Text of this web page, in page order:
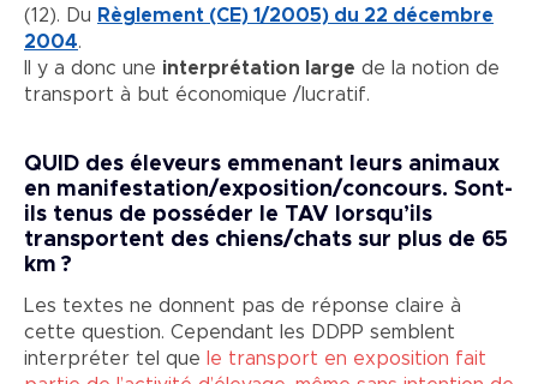
(12). Du Règlement (CE) 1/2005) du 22 décembre
2004.
Il y a donc une interprétation large de la notion de
transport à but économique /lucratif.
QUID des éleveurs emmenant leurs animaux
en manifestation/exposition/concours. Sont-
ils tenus de posséder le TAV lorsqu’ils
transportent des chiens/chats sur plus de 65
km ?
Les textes ne donnent pas de réponse claire à
cette question. Cependant les DDPP semblent
interpréter tel que
le transport en exposition fait